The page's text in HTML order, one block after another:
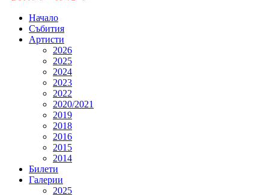
Начало
Събития
Артисти
2026
2025
2024
2023
2022
2020/2021
2019
2018
2016
2015
2014
Билети
Галерии
2025